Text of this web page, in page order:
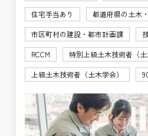
住宅手当あり
都道府県の土木
市区町村の建設・都市計画課
RCCM
特別上級土木技術者（土
上級土木技術者（土木学会）